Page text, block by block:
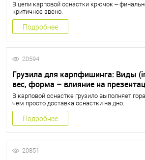
В цепи карповой оснастки крючок –
критичное звено.
Подробнее
20594
Грузила для карпфишинга: Виды
вес, форма – влияние на
самоподсечку
В карповой оснастке грузило выполняет
чем просто доставка оснастки на дно.
Подробнее
20851